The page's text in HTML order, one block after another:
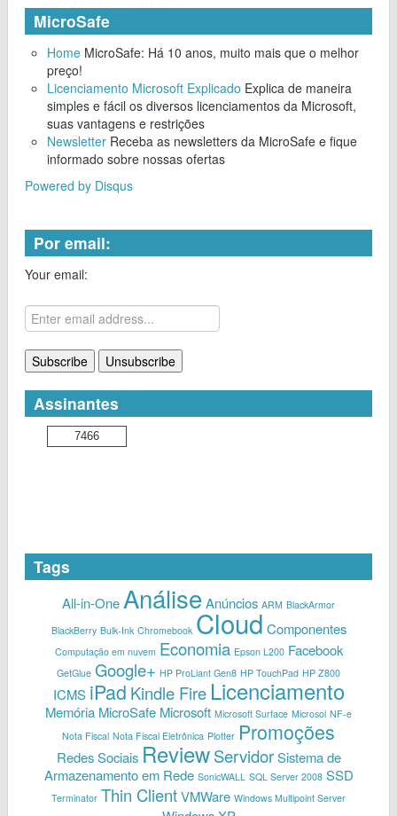
MicroSafe
Home MicroSafe: Há 10 anos, muito mais que o melhor
preço!
Licenciamento Microsoft Explicado Explica de maneira
simples e fácil os diversos licenciamentos da Microsoft,
suas vantagens e restrições
Newsletter Receba as newsletters da MicroSafe e fique
informado sobre nossas ofertas
Powered by Disqus
Por email:
Your email:
Assinantes
7466
Tags
All-in-OneAnálise Anúncios ARM BlackArmor
BlackBerry Bulk-Ink Chromebook Cloud Componentes
Computação em nuvem Economia Epson L200 Facebook
GetGlue Google+ HP ProLiant Gen8 HP TouchPad HP Z800
ICMS iPad Kindle Fire Licenciamento
Memória MicroSafe Microsoft Microsoft Surface Microsol NF-e
Nota Fiscal Nota Fiscal Eletrônica Plotter Promoções
Redes Sociais Review Servidor Sistema de
Armazenamento em Rede SonicWALL SQL Server 2008 SSD
Terminator Thin ClientVMWare Windows Multipoint Server